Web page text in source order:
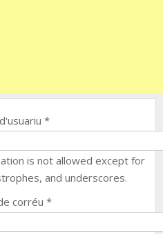
*
is not allowed except for
and underscores.
corréu *